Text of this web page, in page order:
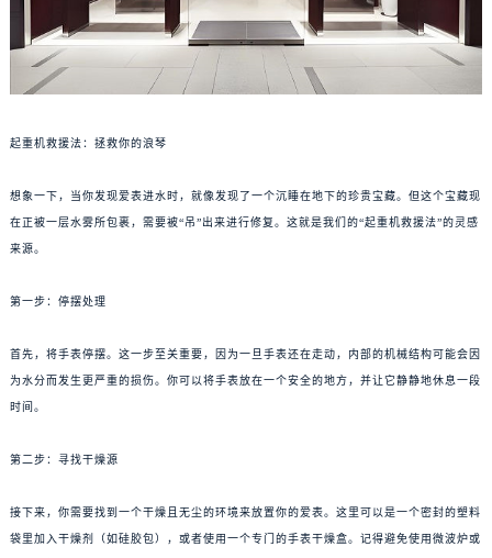
起重机救援法：拯救你的浪琴
想象一下，当你发现爱表进水时，就像发现了一个沉睡在地下的珍贵宝藏。但这个宝藏现
在正被一层水雾所包裹，需要被“吊”出来进行修复。这就是我们的“起重机救援法”的灵感
来源。
第一步：停摆处理
首先，将手表停摆。这一步至关重要，因为一旦手表还在走动，内部的机械结构可能会因
为水分而发生更严重的损伤。你可以将手表放在一个安全的地方，并让它静静地休息一段
时间。
第二步：寻找干燥源
接下来，你需要找到一个干燥且无尘的环境来放置你的爱表。这里可以是一个密封的塑料
袋里加入干燥剂（如硅胶包），或者使用一个专门的手表干燥盒。记得避免使用微波炉或